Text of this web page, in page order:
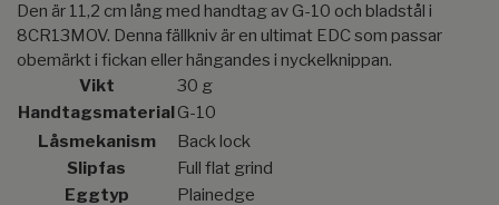
Den är 11,2 cm lång med handtag av G-10 och bladstål i
8CR13MOV. Denna fällkniv är en ultimat EDC som passar
obemärkt i fickan eller hängandes i nyckelknippan.
Vikt
30 g
HandtagsmaterialG-10
Låsmekanism
Back lock
Slipfas
Full flat grind
Eggtyp
Plainedge